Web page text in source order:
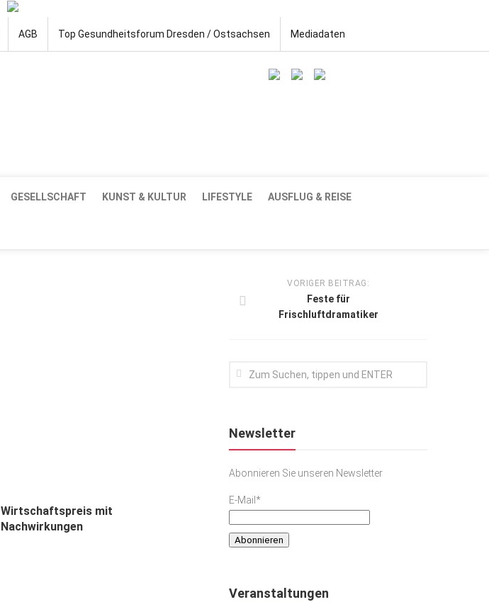
AGB Top Gesundheitsforum Dresden / Ostsachsen Mediadaten
GESELLSCHAFT KUNST & KULTUR LIFESTYLE AUSFLUG & REISE
Wirtschaftspreis mit
Nachwirkungen
VORIGER BEITRAG:
Feste für
Frischluftdramatiker
Newsletter
Abonnieren Sie unseren Newsletter
E-Mail*
Veranstaltungen